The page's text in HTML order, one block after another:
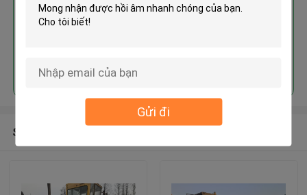
Gửi đi
179HP Power
Tiếp tục
Sản phẩm khuyến cáo